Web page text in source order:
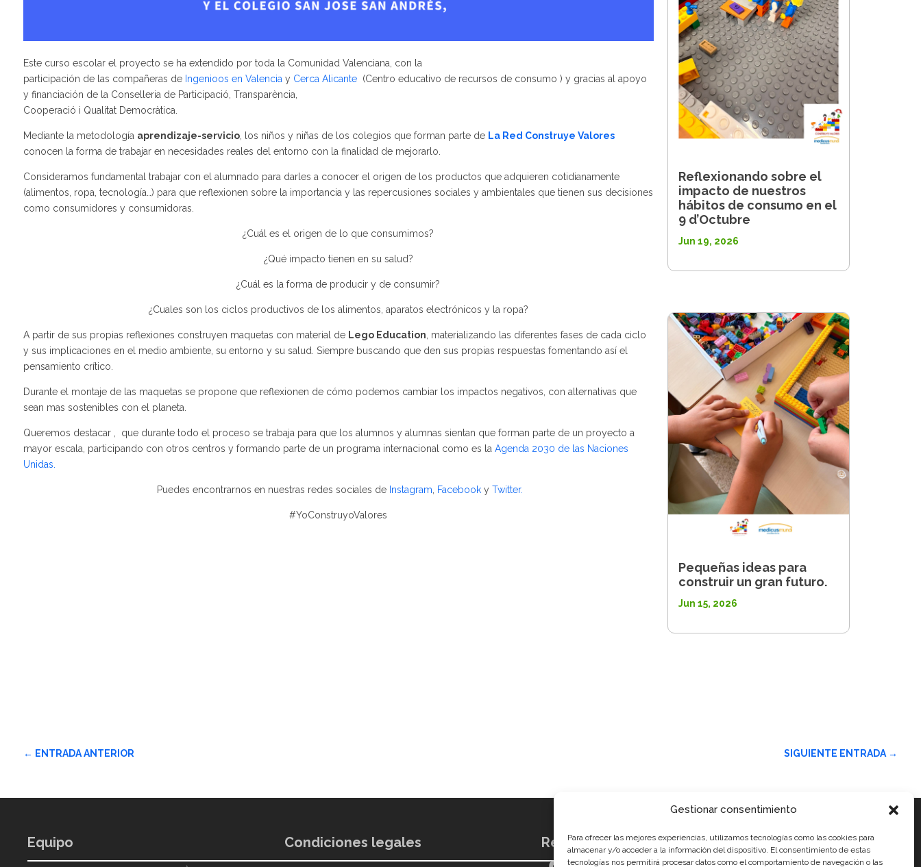
Gestionar consentimiento
Para ofrecer las mejores experiencias, utilizamos tecnologías como las cookies para
almacenar y/o acceder a la información del dispositivo. El consentimiento de estas
tecnologías nos permitirá procesar datos como el comportamiento de navegación o las
Este curso escolar el proyecto se ha extendido por toda la Comunidad Valenciana, con la
participación de las compañeras de Ingenioos en Valenciay Cerca Alicante (Centro educativo de recursos de consumo ) y gracias al apoyo
y financiación de la Conselleria de Participació, Transparència,
Cooperació i Qualitat Democràtica.
Mediante la metodología aprendizaje-servicio, los niños y niñas de los colegios que forman parte de La Red Construye Valores
conocen la forma de trabajar en necesidades reales del entorno con la finalidad de mejorarlo.
Consideramos fundamental trabajar con el alumnado para darles a conocer el origen de los productos que adquieren cotidianamente
(alimentos, ropa, tecnología…) para que reflexionen sobre la importancia y las repercusiones sociales y ambientales que tienen sus decisiones
como consumidores y consumidoras.
¿Cuál es el origen de lo que consumimos?
¿Qué impacto tienen en su salud?
¿Cuál es la forma de producir y de consumir?
¿Cuales son los ciclos productivos de los alimentos, aparatos electrónicos y la ropa?
A partir de sus propias reflexiones construyen maquetas con material de Lego Education, materializando las diferentes fases de cada ciclo
y sus implicaciones en el medio ambiente, su entorno y su salud. Siempre buscando que den sus propias respuestas fomentando así el
pensamiento crítico.
Durante el montaje de las maquetas se propone que reflexionen de cómo podemos cambiar los impactos negativos, con alternativas que
sean mas sostenibles con el planeta.
Queremos destacar , que durante todo el proceso se trabaja para que los alumnos y alumnas sientan que forman parte de un proyecto a
mayor escala, participando con otros centros y formando parte de un programa internacional como es la Agenda 2030 de las Naciones
Unidas.
Puedes encontrarnos en nuestras redes sociales de Instagram, Facebooky Twitter.
#YoConstruyoValores
Reflexionando sobre el
impacto de nuestros
hábitos de consumo en el
9 d’Octubre
Jun 19, 2026
Pequeñas ideas para
construir un gran futuro.
Jun 15, 2026
← ENTRADA ANTERIOR SIGUIENTE ENTRADA →
Equipo Condiciones legales Redes sociales